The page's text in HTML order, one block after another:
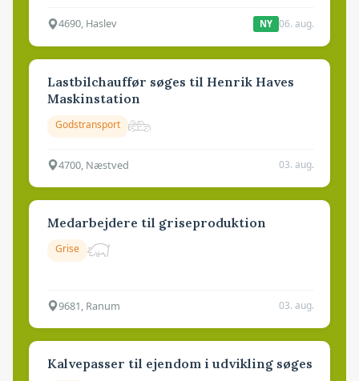
4690, Haslev NY 06. aug.
Lastbilchauffør søges til Henrik Haves
Maskinstation
Godstransport
4700, Næstved 03. aug.
Medarbejdere til griseproduktion
Grise
9681, Ranum 03. aug.
Kalvepasser til ejendom i udvikling søges